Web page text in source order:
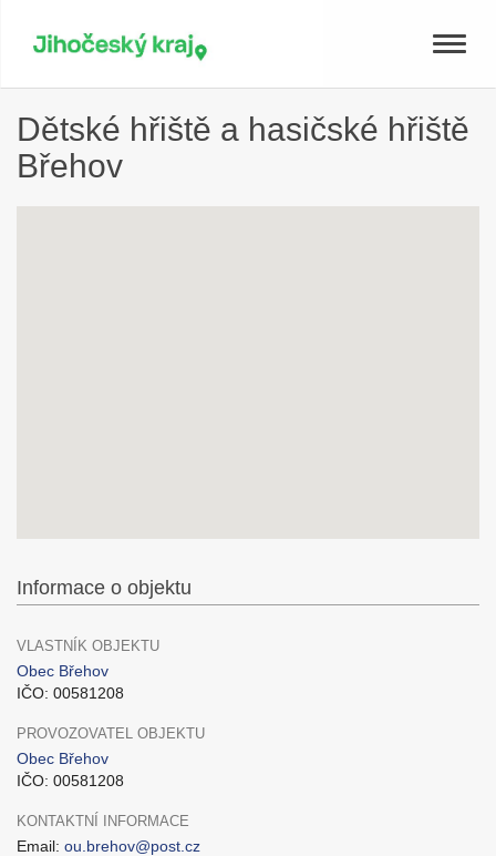
Toggle
Dětské hřiště a hasičské hřiště
Břehov
Informace o objektu
VLASTNÍK OBJEKTU
Obec Břehov
IČO: 00581208
PROVOZOVATEL OBJEKTU
Obec Břehov
IČO: 00581208
KONTAKTNÍ INFORMACE
Email: ou.brehov@post.cz